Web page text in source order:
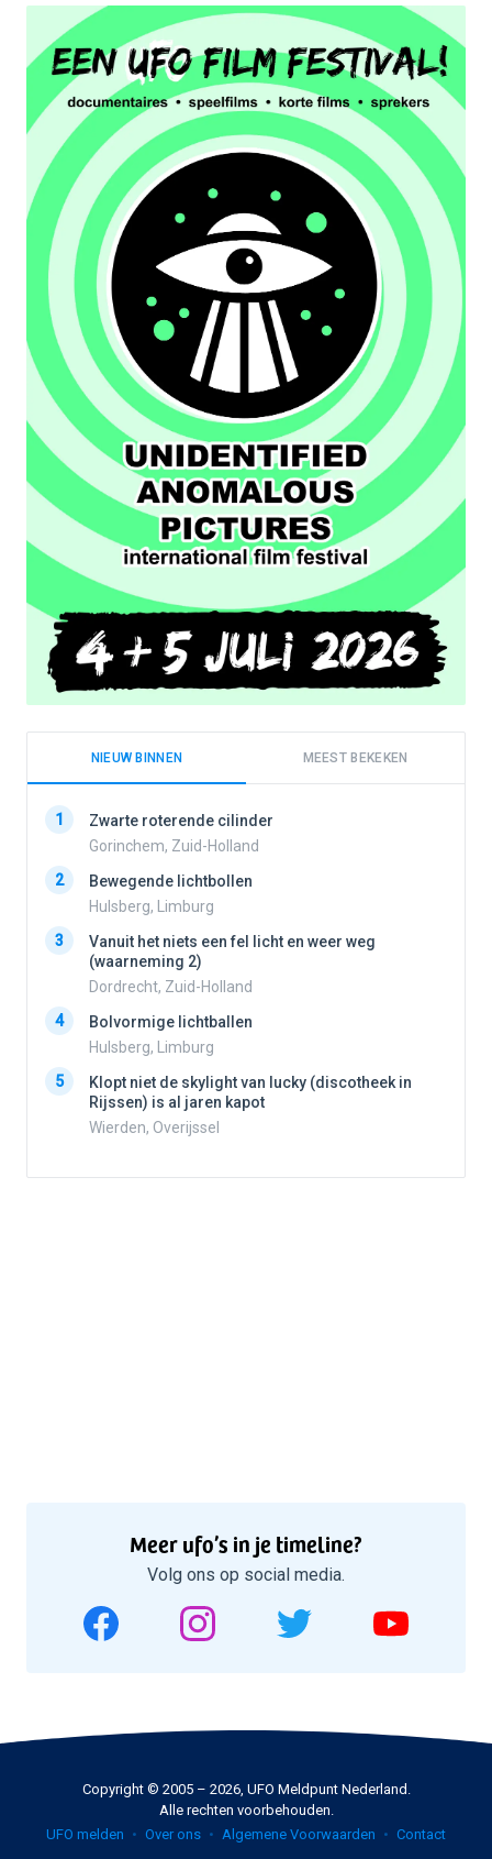
NIEUW BINNEN MEEST BEKEKEN
1
Zwarte roterende cilinder
Gorinchem, Zuid-Holland
2
Bewegende lichtbollen
Hulsberg, Limburg
3
Vanuit het niets een fel licht en weer weg
(waarneming 2)
Dordrecht, Zuid-Holland
4
Bolvormige lichtballen
Hulsberg, Limburg
5
Klopt niet de skylight van lucky (discotheek in
Rijssen) is al jaren kapot
Wierden, Overijssel
Meer ufo’s in je timeline?
Volg ons op social media.
Copyright © 2005 – 2026, UFO Meldpunt Nederland.
Alle rechten voorbehouden.
UFO melden
Over ons Algemene Voorwaarden Contact